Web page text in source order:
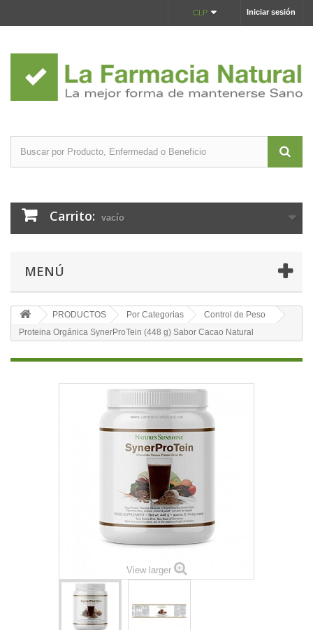
Iniciar sesión
CLP
Carrito: vacío
MENÚ
PRODUCTOS Por Categorias
Control de Peso
Proteina Orgánica SynerProTein (448 g) Sabor Cacao Natural
View larger